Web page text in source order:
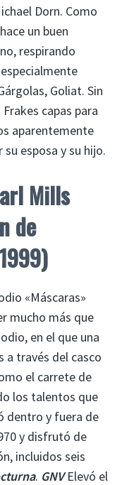
Dorn. Como
un buen
respirando
Goliat. Sin
capas para
aparentemente
esposa y su hijo.
Mills
de
«Máscaras»
mucho más que
en el que una
a través del casco
el carrete de
los talentos que
dentro y fuera de
y disfrutó de
incluidos seis
. GNVElevó el